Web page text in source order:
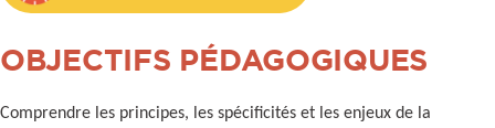
OBJECTIFS PÉDAGOGIQUES
Comprendre les principes, les spécificités et les enjeux de la